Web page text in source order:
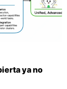
ya no